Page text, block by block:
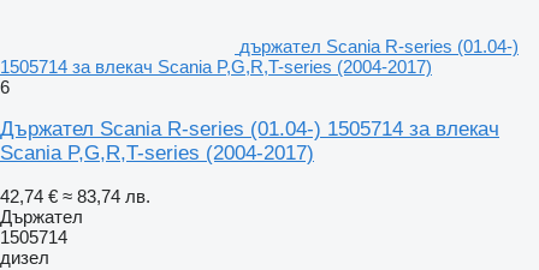
държател Scania R-series (01.04-)
1505714 за влекач Scania P,G,R,T-series (2004-2017)
6
Държател Scania R-series (01.04-) 1505714 за влекач
Scania P,G,R,T-series (2004-2017)
42,74 € ≈ 83,74 лв.
Държател
1505714
дизел